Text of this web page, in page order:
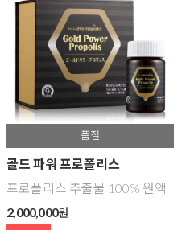
골드 파워 프로폴리스
프로폴리스 추출물 100% 원액
2,000,000